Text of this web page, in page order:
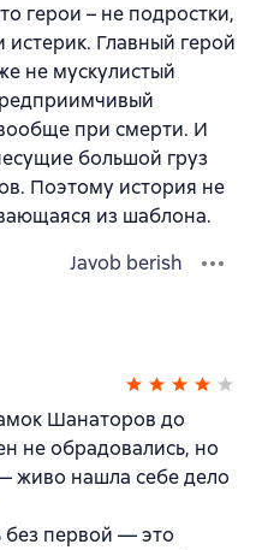
герои – не подростки,
Главный герой
не мускулистый
при смерти. И
большой груз
Поэтому история не
из шаблона.
Javob berish
Шанаторов до
не обрадовались, но
живо нашла себе дело
без первой — это